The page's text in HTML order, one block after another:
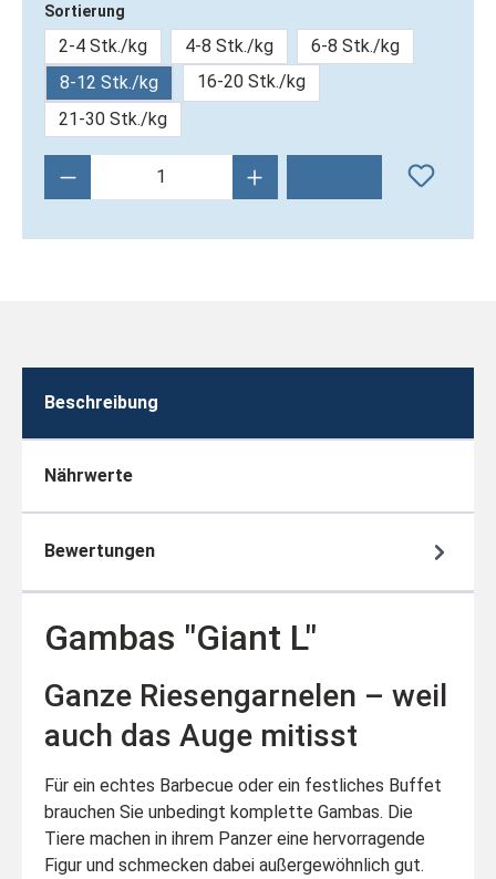
Sortierung
2-4 Stk./kg 4-8 Stk./kg
6-8 Stk./kg
8-12 Stk./kg
16-20 Stk./kg
21-30 Stk./kg
Produkt Anzahl: Gib den gewünschten
Beschreibung
Nährwerte
Bewertungen
Gambas "Giant L"
Ganze Riesengarnelen – weil
auch das Auge mitisst
Für ein echtes Barbecue oder ein festliches Buffet
brauchen Sie unbedingt komplette Gambas. Die
Tiere machen in ihrem Panzer eine hervorragende
Figur und schmecken dabei außergewöhnlich gut.